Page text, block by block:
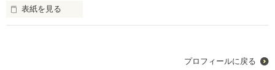
表紙を見る
プロフィールに戻る